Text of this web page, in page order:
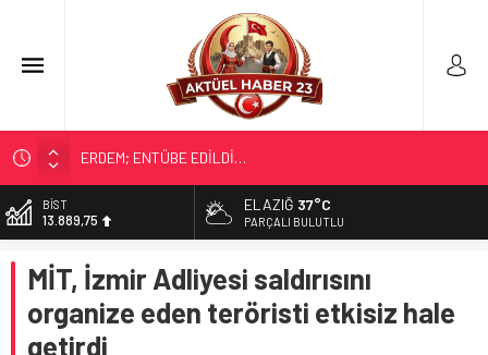
ERDEM; ENTÜBE EDİLDİ…
ELAZIĞ’DA TEFECİLİK OPERASYONU
YRP’DEN, KARAYOLCULARA TEŞEKKÜR
298 MİLYON DOLARLIK İHRACAT
BİST
13.889,75
47,7046
EURO
55,0051
ELAZIĞ 37°C
PARÇALI BULUTLU
MİT, İzmir Adliyesi saldırısını
organize eden teröristi etkisiz hale
getirdi